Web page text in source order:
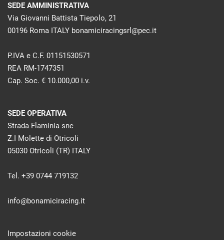
SEDE AMMINISTRATIVA
Via Giovanni Battista Tiepolo, 21
00196 Roma ITALY bonamiciracingsrl@pec.it
P.IVA e C.F. 01151530571
REA RM-1747351
Cap. Soc. € 10.000,00 i.v.
SEDE OPERATIVA
Strada Flaminia snc
Z.I Molette di Otricoli
05030 Otricoli (TR) ITALY
Tel. +39 0744 719132
info@bonamiciracing.it
Impostazioni cookie